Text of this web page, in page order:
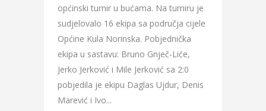
općinski turnir u bućama. Na turniru je
sudjelovalo 16 ekipa sa područja cijele
Općine Kula Norinska. Pobjednička
ekipa u sastavu: Bruno Gnječ-Liće,
Jerko Jerković i Mile Jerković sa 2:0
pobjedila je ekipu Daglas Ujdur, Denis
Marević i Ivo...